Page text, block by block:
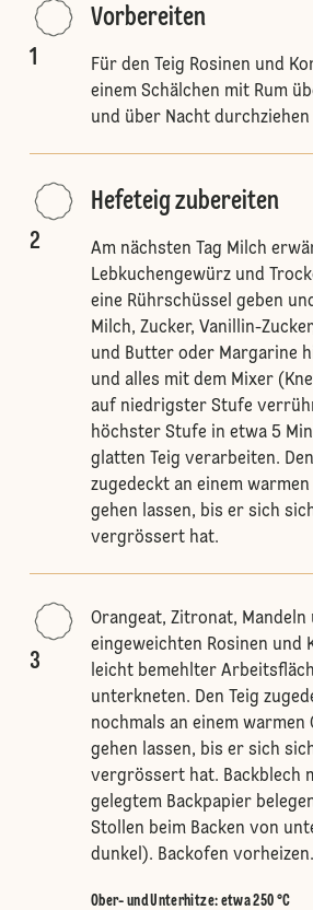
1
Vorbereiten
Für den Teig Rosinen und
einem Schälchen mit Rum
und über Nacht durchziehen
2
Hefeteig zubereiten
Am nächsten Tag Milch
Lebkuchengewürz und
eine Rührschüssel geben
Milch, Zucker, Vanillin-
und Butter oder Margarine
und alles mit dem Mixer
auf niedrigster Stufe
höchster Stufe in etwa 5
glatten Teig verarbeiten.
zugedeckt an einem
gehen lassen, bis er sich
vergrössert hat.
3
Orangeat, Zitronat, Mandeln
eingeweichten Rosinen und
leicht bemehlter
unterkneten. Den Teig
nochmals an einem warmen
gehen lassen, bis er sich
vergrössert hat. Backblech
gelegtem Backpapier
Stollen beim Backen von
dunkel). Backofen vorheizen.
Ober- und Unterhitze: etwa 250 °C